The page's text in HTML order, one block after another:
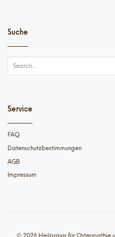
Suche
Service
FAQ
Datenschutzbestimmungen
AGB
Impressum